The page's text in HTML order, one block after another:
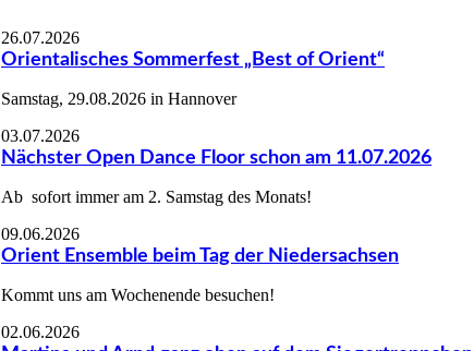
26.07.2026
Orientalisches Sommerfest „Best of Orient“
Samstag, 29.08.2026 in Hannover
03.07.2026
Nächster Open Dance Floor schon am 11.07.2026
Ab sofort immer am 2. Samstag des Monats!
09.06.2026
Orient Ensemble beim Tag der Niedersachsen
Kommt uns am Wochenende besuchen!
02.06.2026